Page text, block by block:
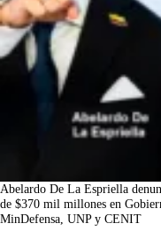
Abelardo De La Espriella
de $370 mil millones en
MinDefensa, UNP y CENIT